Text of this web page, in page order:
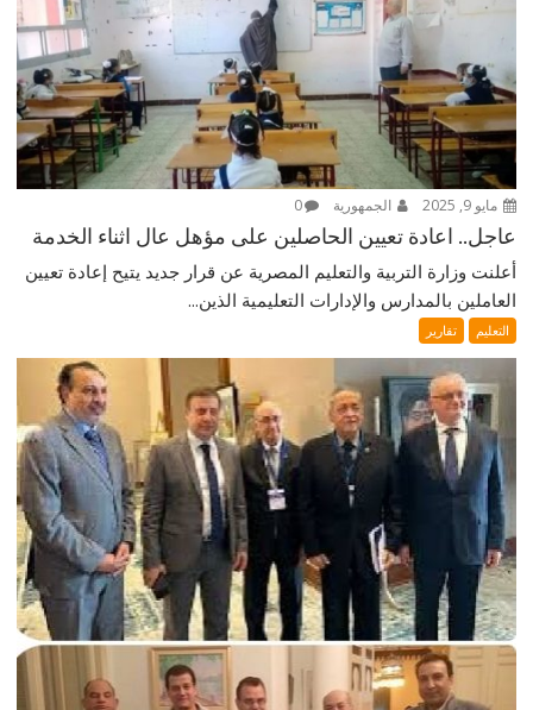
مايو 9, 2025 الجمهورية 0
عاجل.. اعادة تعيين الحاصلين على مؤهل عال اثناء الخدمة
أعلنت وزارة التربية والتعليم المصرية عن قرار جديد يتيح إعادة تعيين
العاملين بالمدارس والإدارات التعليمية الذين...
التعليم تقارير